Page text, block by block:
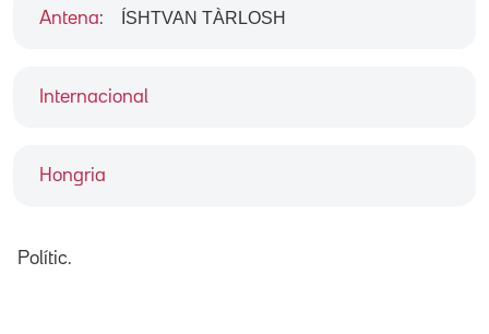
Internacional
Hongria
Antena: ÍSHTVAN TÀRLOSH
Polític.